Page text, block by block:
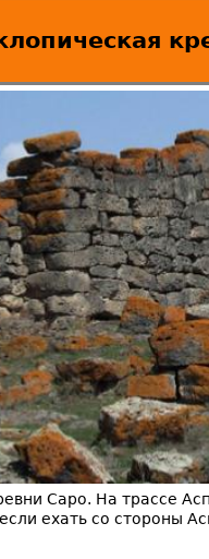
Саро. На трассе
ехать со стороны